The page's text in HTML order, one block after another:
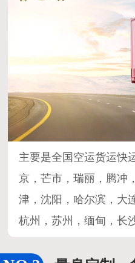
主要是全国空运货运快
京，芒市，瑞丽，腾冲
津，沈阳，哈尔滨，大
杭州，苏州，缅甸，长